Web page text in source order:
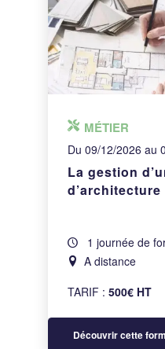
MÉTIER
Du 09/12/2026 au
La gestion
1 journée de
A distance
TARIF :500€ HT
Découvrir cette